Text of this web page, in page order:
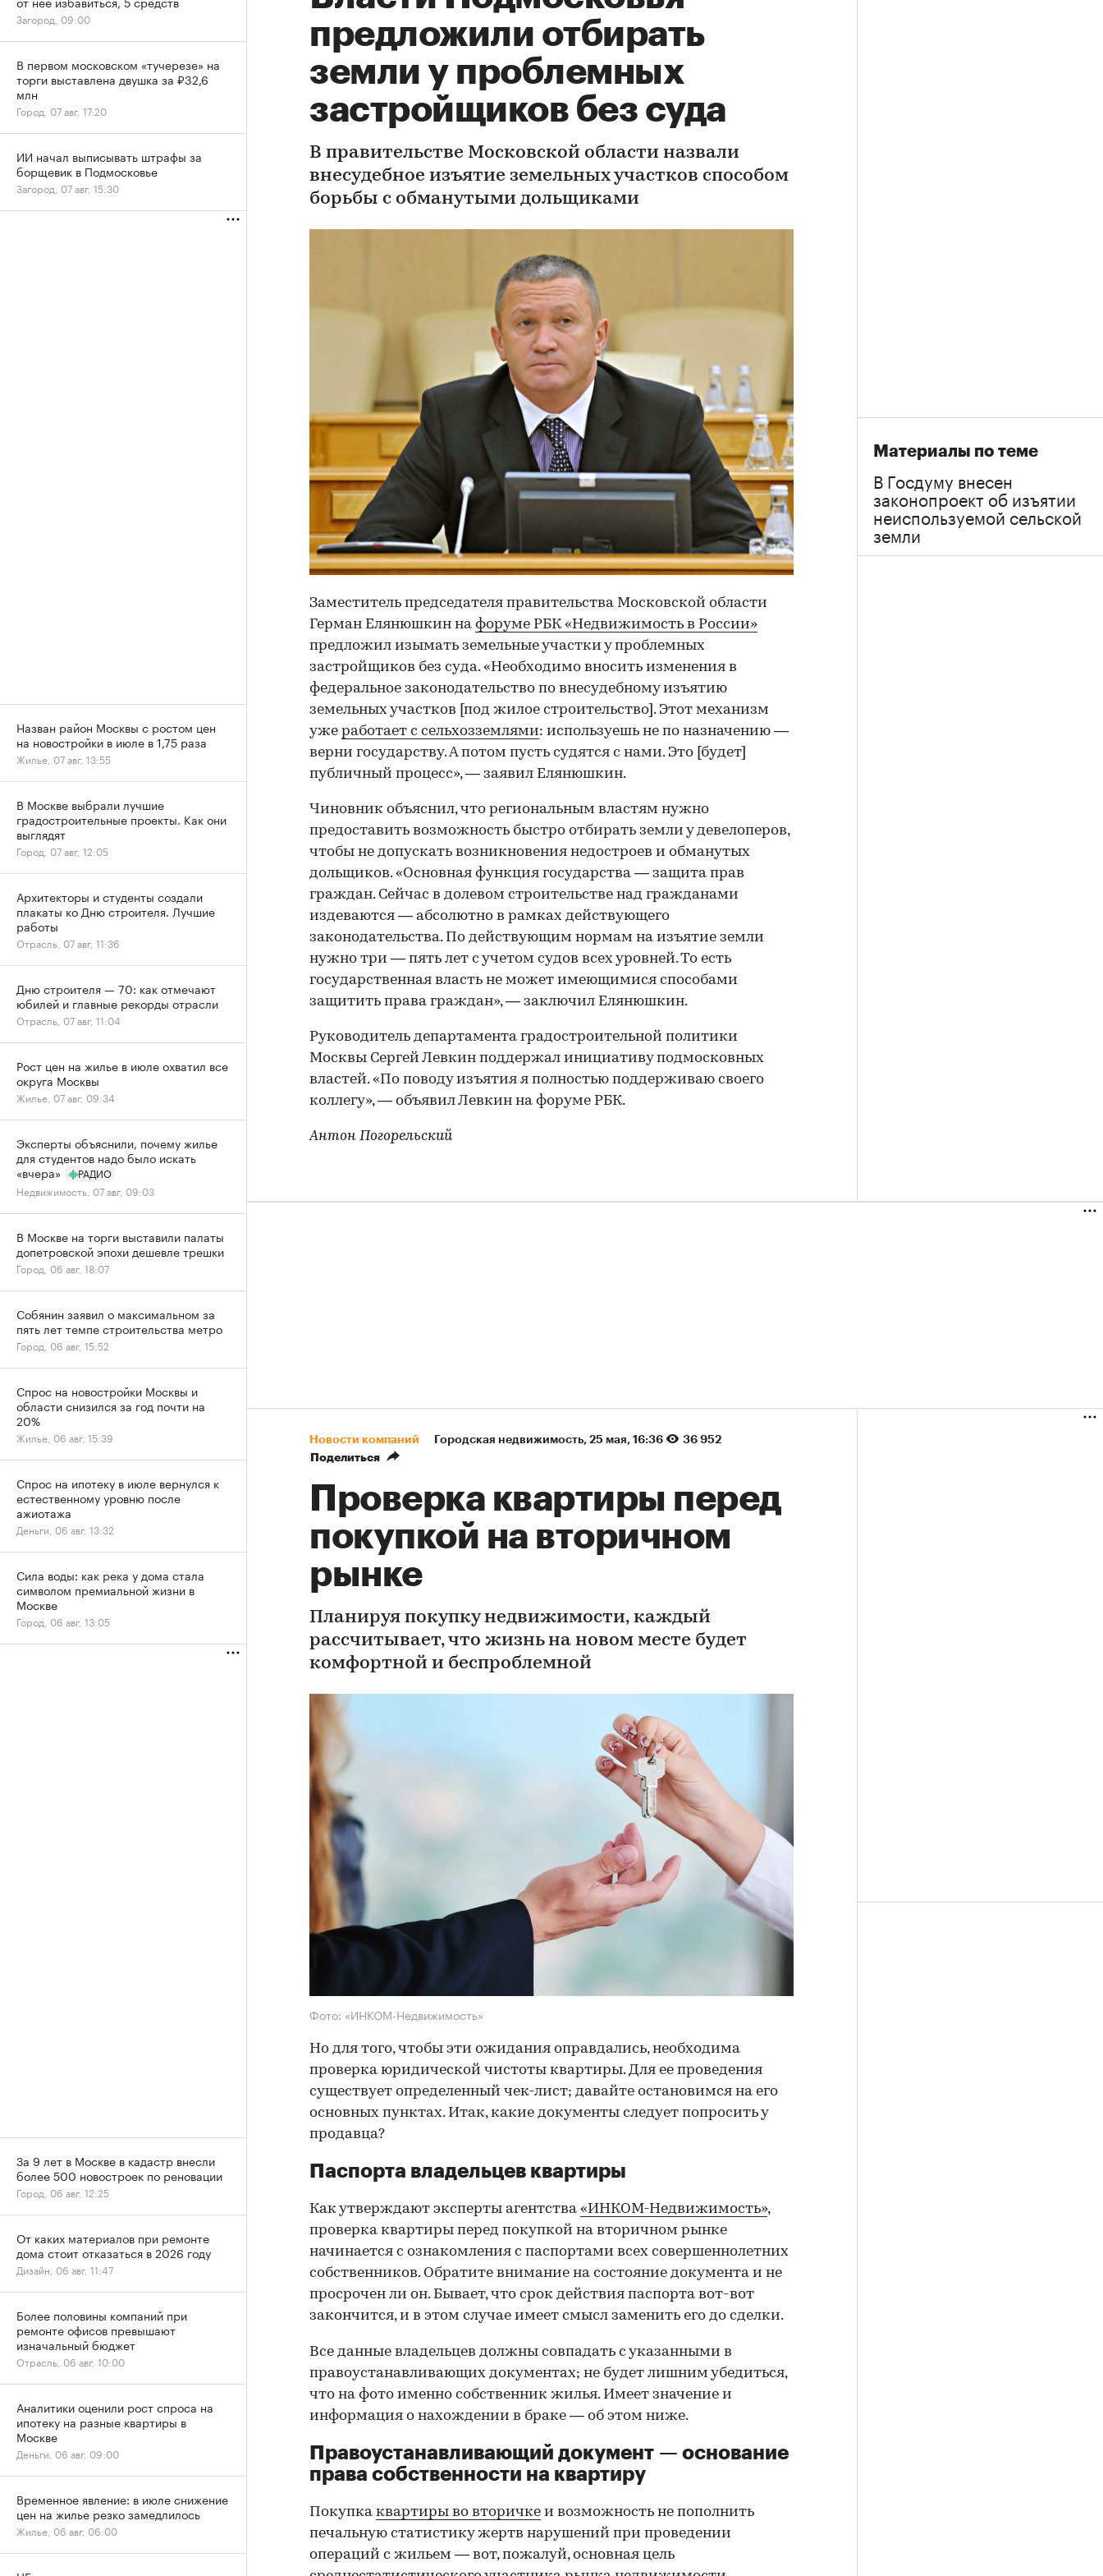
предложили отбирать
земли у проблемных
застройщиков без суда
В правительстве Московской области назвали
внесудебное изъятие земельных участков способом
борьбы с обманутыми дольщиками
Заместитель председателя правительства Московской области
Герман Елянюшкин на форуме РБК «Недвижимость в России»
предложил изымать земельные участки у проблемных
застройщиков без суда. «Необходимо вносить изменения в
федеральное законодательство по внесудебному изъятию
земельных участков [под жилое строительство]. Этот механизм
уже работает с сельхозземлями: используешь не по назначению —
верни государству. А потом пусть судятся с нами. Это [будет]
публичный процесс», — заявил Елянюшкин.
Чиновник объяснил, что региональным властям нужно
предоставить возможность быстро отбирать земли у девелоперов,
чтобы не допускать возникновения недостроев и обманутых
дольщиков. «Основная функция государства — защита прав
граждан. Сейчас в долевом строительстве над гражданами
издеваются — абсолютно в рамках действующего
законодательства. По действующим нормам на изъятие земли
нужно три — пять лет с учетом судов всех уровней. То есть
государственная власть не может имеющимися способами
защитить права граждан», — заключил Елянюшкин.
Руководитель департамента градостроительной политики
Москвы Сергей Левкин поддержал инициативу подмосковных
властей. «По поводу изъятия я полностью поддерживаю своего
коллегу», — объявил Левкин на форуме РБК.
Антон Погорельский
Материалы по теме
В Госдуму внесен
законопроект об изъятии
неиспользуемой сельской
земли
Новости компаний Городская недвижимость⁠, 25 мая, 16:36
36 952
Поделиться
Проверка квартиры перед
покупкой на вторичном
рынке
Планируя покупку недвижимости, каждый
рассчитывает, что жизнь на новом месте будет
комфортной и беспроблемной
Фото: «ИНКОМ-Недвижимость»
Но для того, чтобы эти ожидания оправдались, необходима
проверка юридической чистоты квартиры. Для ее проведения
существует определенный чек-лист; давайте остановимся на его
основных пунктах. Итак, какие документы следует попросить у
продавца?
Паспорта владельцев квартиры
Как утверждают эксперты агентства «ИНКОМ-Недвижимость»,
проверка квартиры перед покупкой на вторичном рынке
начинается с ознакомления с паспортами всех совершеннолетних
собственников. Обратите внимание на состояние документа и не
просрочен ли он. Бывает, что срок действия паспорта вот-вот
закончится, и в этом случае имеет смысл заменить его до сделки.
Все данные владельцев должны совпадать с указанными в
правоустанавливающих документах; не будет лишним убедиться,
что на фото именно собственник жилья. Имеет значение и
информация о нахождении в браке — об этом ниже.
Правоустанавливающий документ — основание
права собственности на квартиру
Покупка квартиры во вторичке и возможность не пополнить
печальную статистику жертв нарушений при проведении
операций с жильем — вот, пожалуй, основная цель
Загород, 09:00
В первом московском «тучерезе» на
торги выставлена двушка за ₽32,6
млн
Город, 07 авг, 17:20
ИИ начал выписывать штрафы за
борщевик в Подмосковье
Загород, 07 авг, 15:30
Назван район Москвы с ростом цен
на новостройки в июле в 1,75 раза
Жилье, 07 авг, 13:55
В Москве выбрали лучшие
градостроительные проекты. Как они
выглядят
Город, 07 авг, 12:05
Архитекторы и студенты создали
плакаты ко Дню строителя. Лучшие
работы
Отрасль, 07 авг, 11:36
Дню строителя — 70: как отмечают
юбилей и главные рекорды отрасли
Отрасль, 07 авг, 11:04
Рост цен на жилье в июле охватил все
округа Москвы
Жилье, 07 авг, 09:34
Эксперты объяснили, почему жилье
для студентов надо было искать
«вчера»
РАДИО
Недвижимость, 07 авг, 09:03
В Москве на торги выставили палаты
допетровской эпохи дешевле трешки
Город, 06 авг, 18:07
Собянин заявил о максимальном за
пять лет темпе строительства метро
Город, 06 авг, 15:52
Спрос на новостройки Москвы и
области снизился за год почти на
20%
Жилье, 06 авг, 15:39
Спрос на ипотеку в июле вернулся к
естественному уровню после
ажиотажа
Деньги, 06 авг, 13:32
Сила воды: как река у дома стала
символом премиальной жизни в
Москве
Город, 06 авг, 13:05
За 9 лет в Москве в кадастр внесли
более 500 новостроек по реновации
Город, 06 авг, 12:25
От каких материалов при ремонте
дома стоит отказаться в 2026 году
Дизайн, 06 авг, 11:47
Более половины компаний при
ремонте офисов превышают
изначальный бюджет
Отрасль, 06 авг, 10:00
Аналитики оценили рост спроса на
ипотеку на разные квартиры в
Москве
Деньги, 06 авг, 09:00
Временное явление: в июле снижение
цен на жилье резко замедлилось
Жилье, 06 авг, 06:00